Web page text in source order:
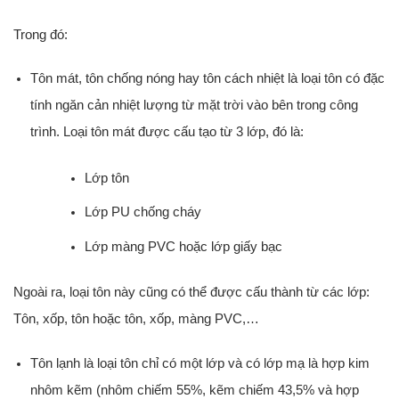
Trong đó:
Tôn mát, tôn chống nóng hay tôn cách nhiệt là loại tôn có đặc
tính ngăn cản nhiệt lượng từ mặt trời vào bên trong công
trình. Loại tôn mát được cấu tạo từ 3 lớp, đó là:
Lớp tôn
Lớp PU chống cháy
Lớp màng PVC hoặc lớp giấy bạc
Ngoài ra, loại tôn này cũng có thể được cấu thành từ các lớp:
Tôn, xốp, tôn hoặc tôn, xốp, màng PVC,…
Tôn lạnh là loại tôn chỉ có một lớp và có lớp mạ là hợp kim
nhôm kẽm (nhôm chiếm 55%, kẽm chiếm 43,5% và hợp